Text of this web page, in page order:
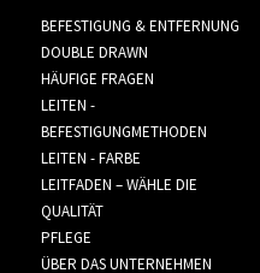
BEFESTIGUNG & ENTFERNUNG
DOUBLE DRAWN
HÄUFIGE FRAGEN
LEITEN -
BEFESTIGUNGMETHODEN
LEITEN - FARBE
LEITFADEN – WÄHLE DIE
QUALITÄT
PFLEGE
ÜBER DAS UNTERNEHMEN